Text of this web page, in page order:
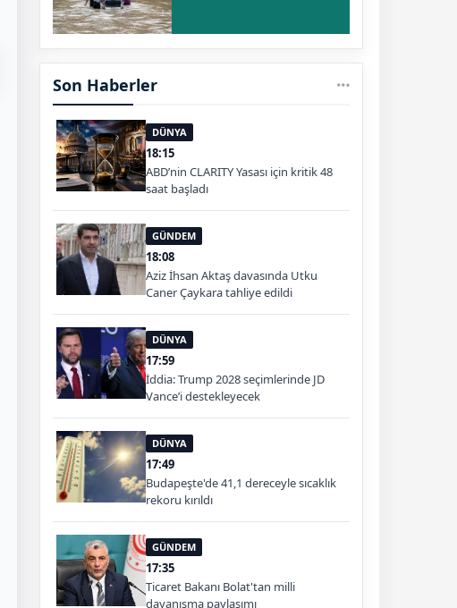
Son Haberler
DÜNYA
18:15
ABD’nin CLARITY Yasası için kritik 48
saat başladı
GÜNDEM
18:08
Aziz İhsan Aktaş davasında Utku
Caner Çaykara tahliye edildi
DÜNYA
17:59
İddia: Trump 2028 seçimlerinde JD
Vance’i destekleyecek
DÜNYA
17:49
Budapeşte'de 41,1 dereceyle sıcaklık
rekoru kırıldı
GÜNDEM
17:35
Ticaret Bakanı Bolat'tan milli
dayanışma paylaşımı